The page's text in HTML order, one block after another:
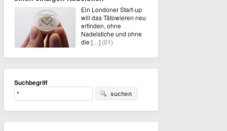
Ein Londoner Start-up
will das Tätowieren neu
erfinden, ohne
Nadelstiche und ohne
die […] (01)
Suchbegriff
suchen